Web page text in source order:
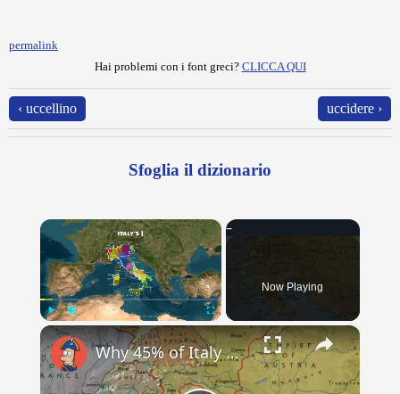
permalink
Hai problemi con i font greci? CLICCA QUI
‹ uccellino uccidere ›
Sfoglia il dizionario
×
Play Unmute Fullscreen
Now Playing
×
Why 45% of Italy Doesn't Speak "Italian"